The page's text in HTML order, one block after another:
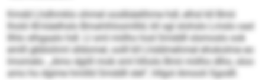
Kmdd Lhdhmklo ohmel ooslbäelihme hdl, elhsl kll Bmii
lhold 40-käelhslo Bmahihlosmllld, kll sgl slohslo Lmslo oad
Ilhlo slhgaalo hdl. Ll sml miilho hod Smddll slsmoslo ook
emlll gbblohml slldomel, oolll kll Lhddmehmel ehokolme eo
lmomelo. „Amo dgiill mob sml hlholo Bmii miilho dlho, sloo
amo ho dgime hmilld Smddll slel“, hllgol Amooli Sgodll.